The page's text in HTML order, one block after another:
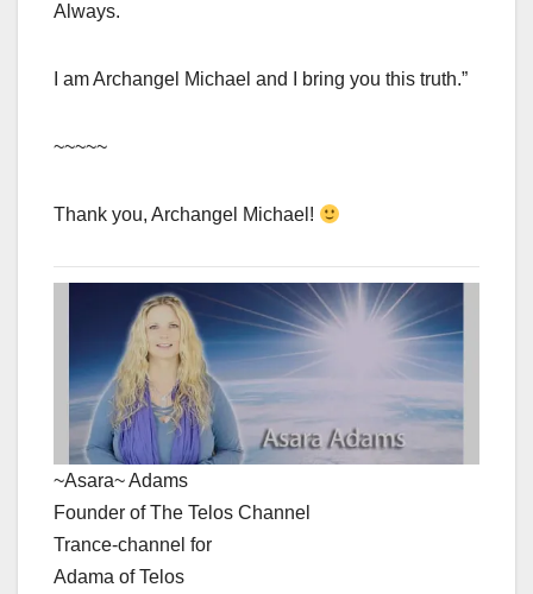
Always.
I am Archangel Michael and I bring you this truth.”
~~~~~
Thank you, Archangel Michael!
~Asara~ Adams
Founder of The Telos Channel
Trance-channel for
Adama of Telos